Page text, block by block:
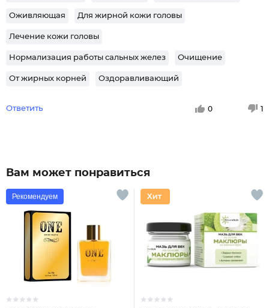
Оживляющая Для жирной кожи головы
Лечение кожи головы
Нормализация работы сальных желез Очищение
От жирных корней Оздоравливающий
Ответить 0 1
Вам может понравиться
Рекомендуем